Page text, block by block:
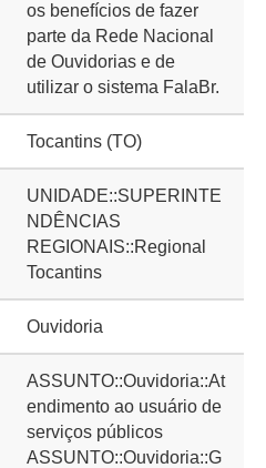
os benefícios de fazer
parte da Rede Nacional
de Ouvidorias e de
utilizar o sistema FalaBr.
Tocantins (TO)
UNIDADE::SUPERINTE
NDÊNCIAS
REGIONAIS::Regional
Tocantins
Ouvidoria
ASSUNTO::Ouvidoria::At
endimento ao usuário de
serviços públicos
ASSUNTO::Ouvidoria::G